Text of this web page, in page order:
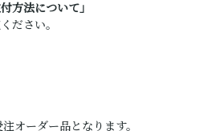
方法について」
ださい。
オーダー品となります。